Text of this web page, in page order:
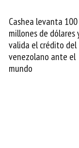
Cashea levanta 100
millones de dólares y
valida el crédito del
venezolano ante el
mundo